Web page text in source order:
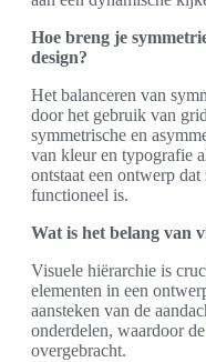
Hoe breng je
design?
Het balanceren van
door het gebruik van
symmetrische en
van kleur en typografie
ontstaat een ontwerp
functioneel is.
Wat is het belang van
Visuele hiërarchie is
elementen in een
aansteken van de
onderdelen, waardoor
overgebracht.